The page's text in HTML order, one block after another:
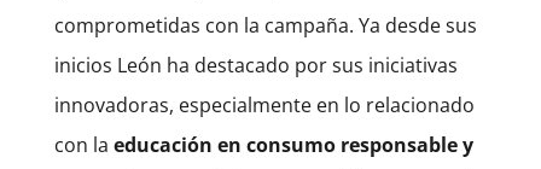
comprometidas con la campaña. Ya desde sus
inicios León ha destacado por sus iniciativas
innovadoras, especialmente en lo relacionado
con la educación en consumo responsable y